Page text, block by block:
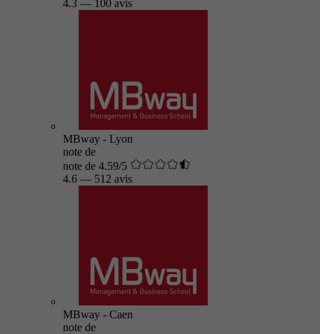
4.3 — 100 avis
MBway - Lyon
note de
note de 4.59/5
4.6 — 512 avis
MBway - Caen
note de